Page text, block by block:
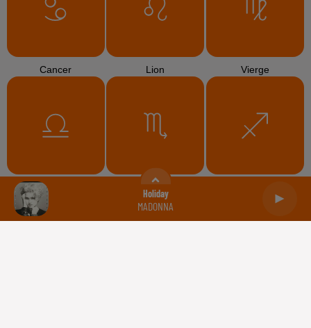
Holiday
MADONNA
Cancer Lion Vierge
Balance Scorpion